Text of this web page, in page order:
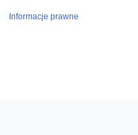
Informacje prawne